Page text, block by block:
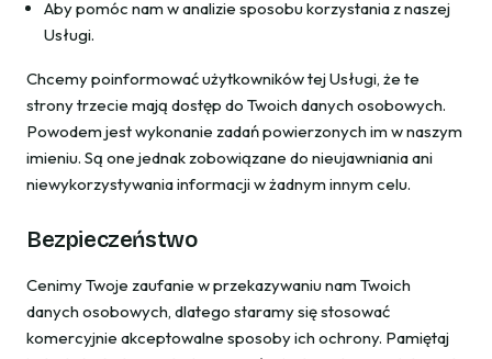
Aby pomóc nam w analizie sposobu korzystania z naszej
Usługi.
Chcemy poinformować użytkowników tej Usługi, że te
strony trzecie mają dostęp do Twoich danych osobowych.
Powodem jest wykonanie zadań powierzonych im w naszym
imieniu. Są one jednak zobowiązane do nieujawniania ani
niewykorzystywania informacji w żadnym innym celu.
Bezpieczeństwo
Cenimy Twoje zaufanie w przekazywaniu nam Twoich
danych osobowych, dlatego staramy się stosować
komercyjnie akceptowalne sposoby ich ochrony. Pamiętaj